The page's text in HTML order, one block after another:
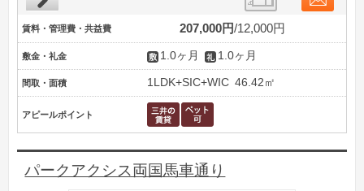
賃料・管理費・共益費 207,000円 12,000円
敷金・礼金 1.0ヶ月 1.0ヶ月
間取・面積 1LDK+SIC+WIC 46.42㎡
アピールポイント
パークアクシス両国馬車通り